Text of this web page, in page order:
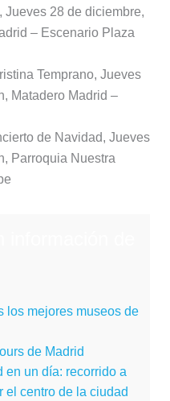
28 de diciembre,
– Escenario Plaza
Temprano, Jueves
Matadero Madrid –
de Navidad, Jueves
Parroquia Nuestra
los mejores museos de
de Madrid
en un día: recorrido a
el centro de la ciudad